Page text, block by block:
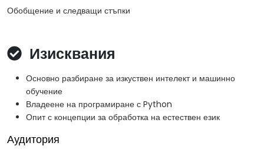
Обобщение и следващи стъпки
Изисквания
Основно разбиране за изкуствен интелект и машинно
обучение
Владеене на програмиране с Python
Опит с концепции за обработка на естествен език
Аудитория